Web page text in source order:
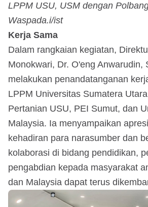
LPPM USU, USM dengan
Waspada.i/ist
Kerja Sama
Dalam rangkaian kegiatan,
Monokwari, Dr. O'eng Anwarudin,
melakukan penandatanganan
LPPM Universitas Sumatera
Pertanian USU, PEI Sumut, dan
Malaysia. Ia menyampaikan
kehadiran para narasumber dan
kolaborasi di bidang pendidikan,
pengabdian kepada masyarakat
dan Malaysia dapat terus